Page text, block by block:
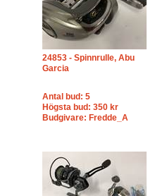
24853 - Spinnrulle, Abu
Garcia
Antal bud: 5
Högsta bud: 350 kr
Budgivare: Fredde_A